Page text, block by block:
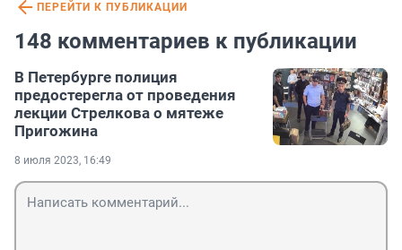
ПЕРЕЙТИ К ПУБЛИКАЦИИ
148 комментариев к публикации
В Петербурге полиция
предостерегла от проведения
лекции Стрелкова о мятеже
Пригожина
8 июля 2023, 16:49